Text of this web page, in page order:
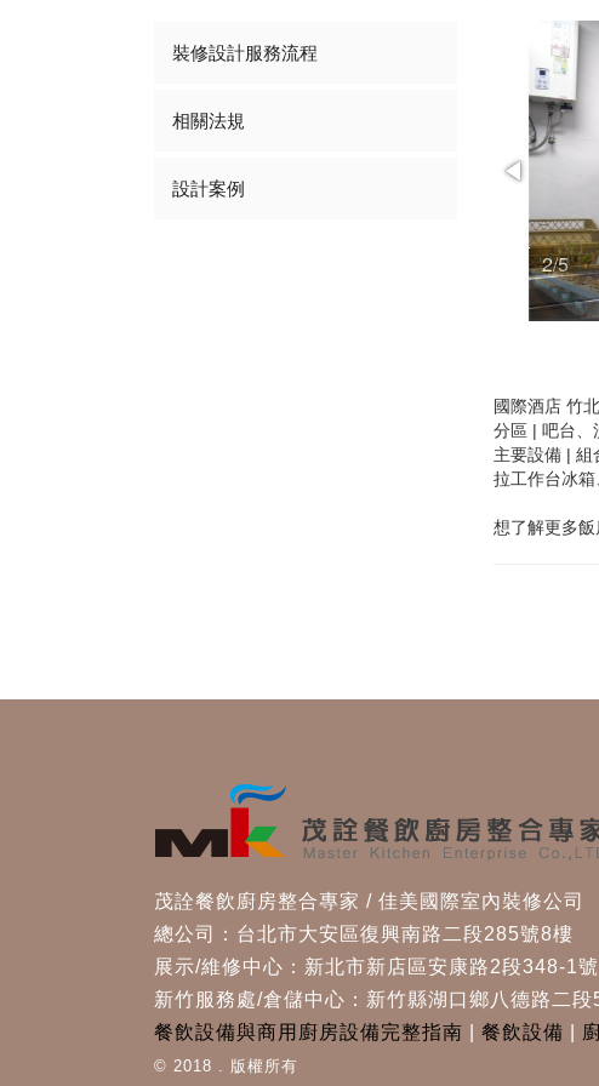
2/5
國際酒店 竹
分區 | 吧台、
主要設備 | 組
拉工作台冰
想了解更多
裝修設計服務流程
相關法規
設計案例
茂詮餐飲廚房整合專家 / 佳美國際室內裝修公司
總公司：台北市大安區復興南路二段285號8樓
展示/維修中心：新北市新店區安康路2段348-1號
新竹服務處/倉儲中心：新竹縣湖口鄉八德路二段
餐飲設備與商用廚房設備完整指南
餐飲設備
© 2018 . 版權所有